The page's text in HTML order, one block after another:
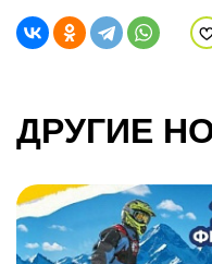
ДРУГИЕ